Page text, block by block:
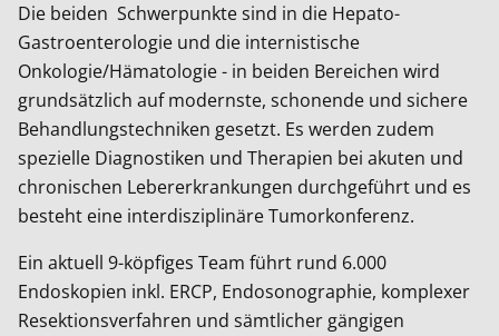
Die beiden Schwerpunkte sind in die Hepato-
Gastroenterologie und die internistische
Onkologie/Hämatologie - in beiden Bereichen wird
grundsätzlich auf modernste, schonende und sichere
Behandlungstechniken gesetzt. Es werden zudem
spezielle Diagnostiken und Therapien bei akuten und
chronischen Lebererkrankungen durchgeführt und es
besteht eine interdisziplinäre Tumorkonferenz.
Ein aktuell 9-köpfiges Team führt rund 6.000
Endoskopien inkl. ERCP, Endosonographie, komplexer
Resektionsverfahren und sämtlicher gängigen